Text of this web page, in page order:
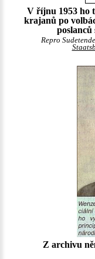
V říjnu 1953 ho
krajanů po
Repro
Z archivu